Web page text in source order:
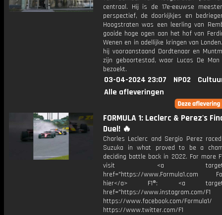
centraal. Hij is de 17e-eeuwse
perspectief, de doorkijkjes en
Hoogstraten was een leerling van
gooide hoge ogen aan het hof van
Wenen en in adellijke kringen van
hij vooraanstaand Dordtenaar en
zijn geboortestad, waar Lucas De
bezoekt.
03-04-2024 23:07 NPO2
Alle afleveringen
FORMULA 1: Leclerc & Perez's
Duel! 🔥
Charles Leclerc and Sergio Perez
Suzuka in what proved to be a
deciding battle back in 2022. For more
visit <a
href="https://www.Formula1.com
hier</a> F1®: <a
href="https://www.instagram.com/F1
https://www.facebook.com/Formula1/
https://www.twitter.com/F1